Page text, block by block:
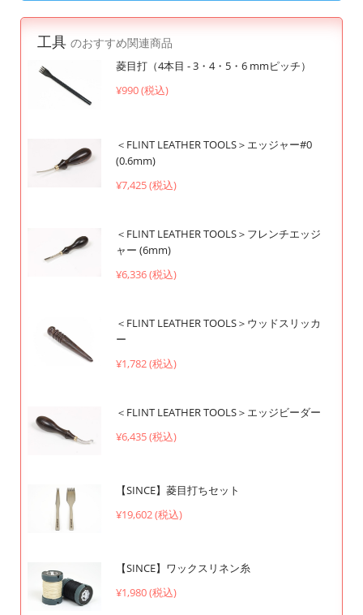
工具 のおすすめ関連商品
菱目打（4本目 - 3・4・5・6 mmピッチ）
¥990 (税込)
＜FLINT LEATHER TOOLS＞エッジャー#0
(0.6mm)
¥7,425 (税込)
＜FLINT LEATHER TOOLS＞フレンチエッジ
ャー (6mm)
¥6,336 (税込)
＜FLINT LEATHER TOOLS＞ウッドスリッカ
ー
¥1,782 (税込)
＜FLINT LEATHER TOOLS＞エッジビーダー
¥6,435 (税込)
【SINCE】菱目打ちセット
¥19,602 (税込)
【SINCE】ワックスリネン糸
¥1,980 (税込)